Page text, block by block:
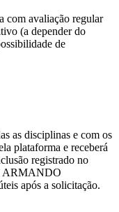
com avaliação regular
(a depender do
de
as disciplinas e com os
plataforma e receberá
registrado no
ARMANDO
após a solicitação.